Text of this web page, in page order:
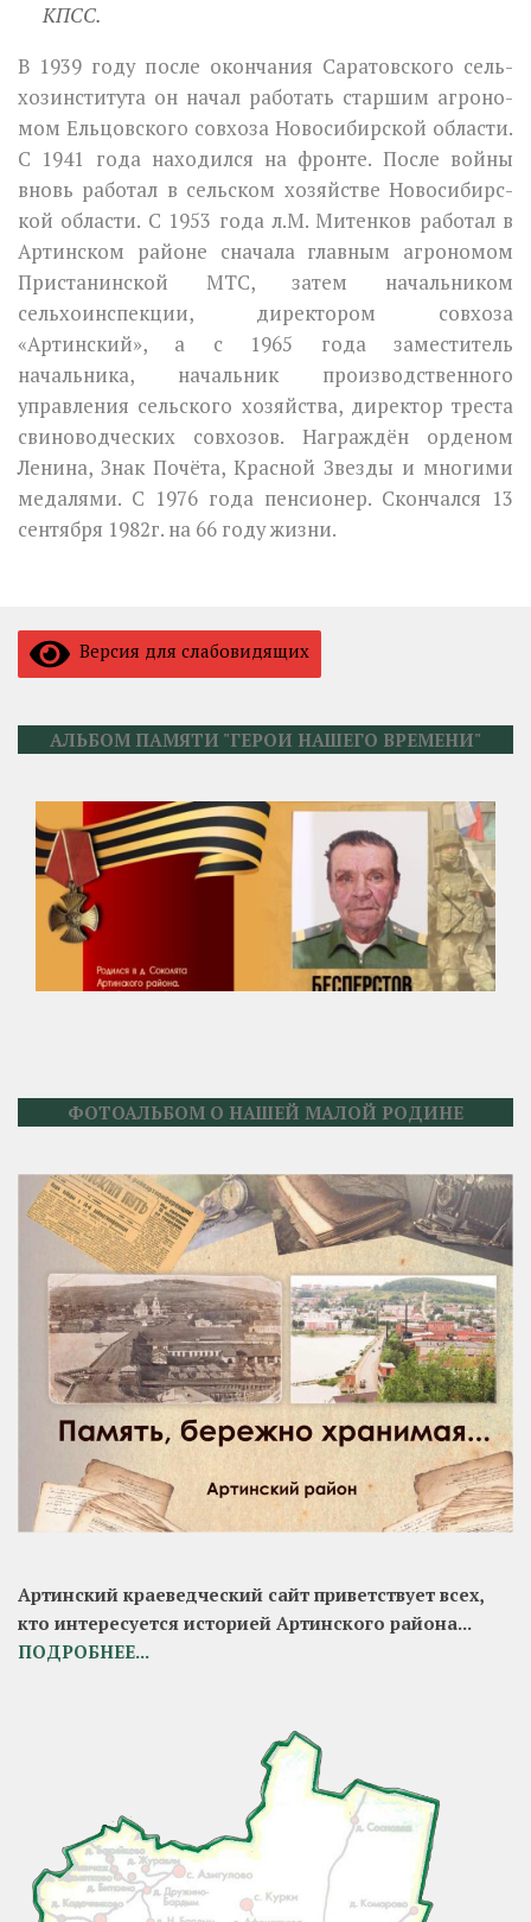
КПСС.
В 1939 году после окончания Саратовского сель­
хозинститута он начал работать старшим агроно­
мом Ельцовского совхоза Новосибирской области.
С 1941 года находился на фронте. После войны
вновь работал в сельском хозяйстве Новосибирс­
кой области. С 1953 года л.M. Митенков работал в
Артинском районе сначала главным агрономом
Пристанинской МТС, затем начальником
сельхоинспекции, директором совхоза
«Артинский», а с 1965 года заместитель
начальника, начальник производственного
управления сельского хозяй­ства, директор треста
свиноводческих совхозов. Награждён орденом
Ленина, Знак Почёта, Красной Звезды и многими
медалями. С 1976 года пенсионер. Скончался 13
сентября 1982г. на 66 году жизни.
Версия для слабовидящих
АЛЬБОМ ПАМЯТИ "ГЕРОИ НАШЕГО ВРЕМЕНИ"
ФОТОАЛЬБОМ О НАШЕЙ МАЛОЙ РОДИНЕ
Артинский краеведческий сайт приветствует всех,
кто интересуется историей Артинского района...
ПОДРОБНЕЕ...